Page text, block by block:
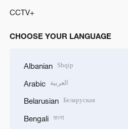
CCTV+
CHOOSE YOUR LANGUAGE
Albanian Shqip
Arabic العربية
Belarusian Беларуская
Bengali বাংলা